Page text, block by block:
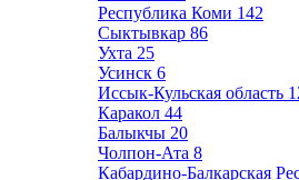
Республика Коми 142
Сыктывкар 86
Ухта 25
Усинск 6
Иссык-Кульская область
Каракол 44
Балыкчы 20
Чолпон-Ата 8
Кабардино-Балкарская